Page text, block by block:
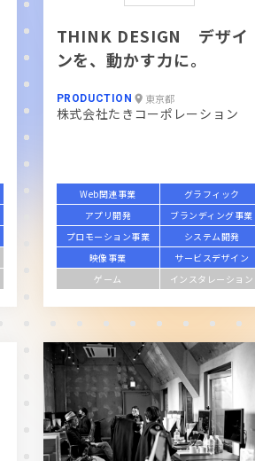
THINK DESIGN デザイ
ンを、動かす力に。
PRODUCTION 東京都
株式会社たきコーポレーション
Web関連事業
グラフィック
アプリ開発
ブランディング事業
プロモーション事業
システム開発
映像事業
サービスデザイン
ゲーム
インスタレーション